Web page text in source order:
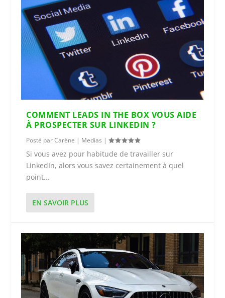
COMMENT LEADS IN THE BOX VOUS AIDE
À PROSPECTER SUR LINKEDIN ?
Posté parCarène | Medias |
Si vous avez pour habitude de travailler sur
LinkedIn, alors vous savez certainement à quel
point...
EN SAVOIR PLUS